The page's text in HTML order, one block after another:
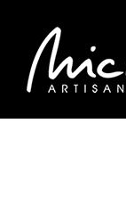
contenu